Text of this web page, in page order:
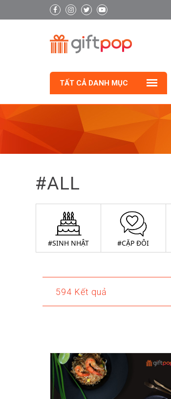
TẤT CẢ DANH MỤC
#ALL
#SINH NHẬT #CẶP ĐÔI
594 Kết quả